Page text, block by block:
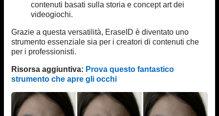
contenuti basati sulla storia e concept art dei
videogiochi.
Grazie a questa versatilità, EraseID è diventato uno
strumento essenziale sia per i creatori di contenuti che
per i professionisti.
Risorsa aggiuntiva: Prova questo fantastico
strumento che apre gli occhi